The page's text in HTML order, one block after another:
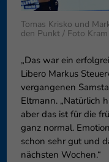
Tomas Krisko und
den Punkt / Foto Kram
„Das war ein
Libero Markus
vergangenen
Eltmann. „Natürlich
aber das ist für die
ganz normal.
schon sehr gut und
nächsten Wochen.“